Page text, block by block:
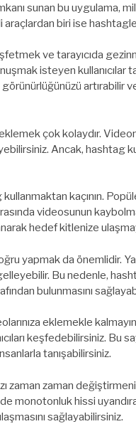
sunan bu uygulama,
biri ise
ve tarayıcıda
isteyen kullanıcılar
artırabilir
çok kolaydır.
Ancak, hashtag
kaçının.
videosunun
hedef kitlenize
yapmak da önemlidir.
Bu nedenle,
bulunmasını
eklemekle
keşfedebilirsiniz. Bu
tanışabilirsiniz.
zaman zaman
monotonluk hissi
sağlayabilirsiniz.